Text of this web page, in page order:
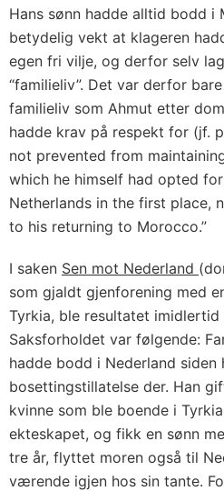
Hans sønn hadde alltid bodd i
betydelig vekt at klageren
egen fri vilje, og derfor selv
“familieliv”. Det var derfor
familieliv som Ahmut etter
hadde krav på respekt for (jf.
not prevented from
which he himself had opted
Netherlands in the first place,
to his returning to Morocco.”
I saken Sen mot Nederland
som gjaldt gjenforening med
Tyrkia, ble resultatet
Saksforholdet var følgende:
hadde bodd i Nederland siden
bosettingstillatelse der. Han
kvinne som ble boende i
ekteskapet, og fikk en sønn
tre år, flyttet moren også til
værende igjen hos sin tante.